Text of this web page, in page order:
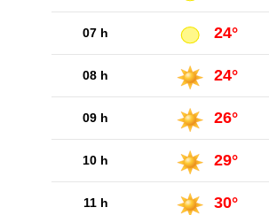
07 h 24°
08 h 24°
09 h 26°
10 h 29°
11 h 30°